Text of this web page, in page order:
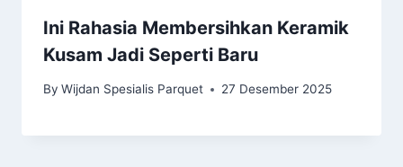
Ini Rahasia Membersihkan Keramik
Kusam Jadi Seperti Baru
By Wijdan Spesialis Parquet 27 Desember 2025